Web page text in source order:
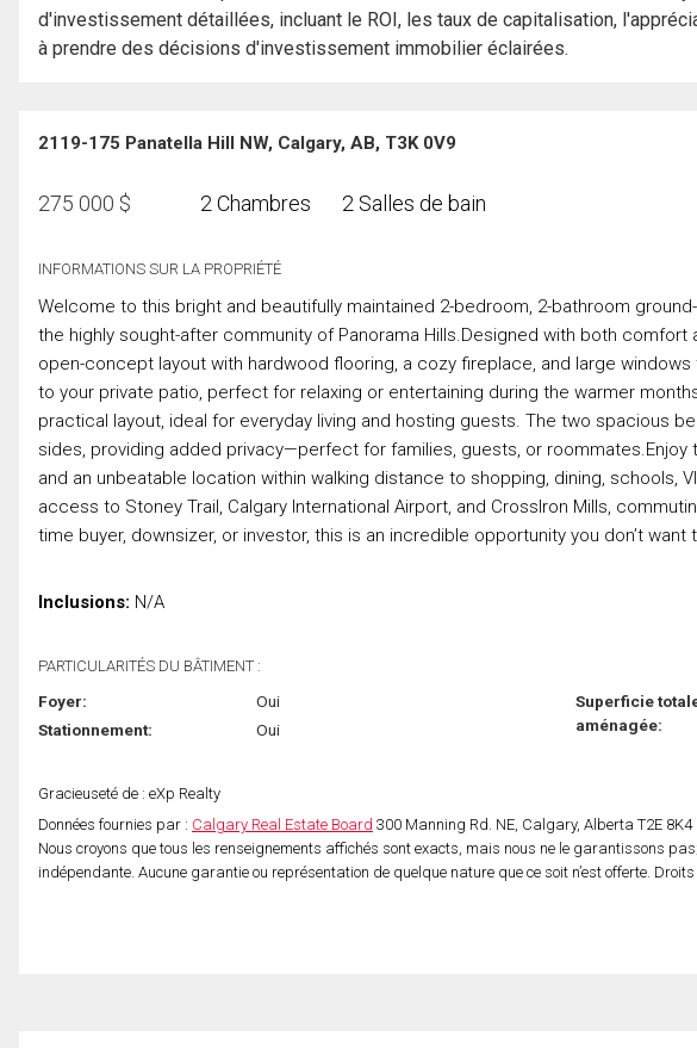
d'investissement détaillées, incluant le ROI, les taux de capitalisation,
à prendre des décisions d'investissement immobilier éclairées.
2119-175 Panatella Hill NW, Calgary, AB, T3K 0V9
275 000 $ 2 Chambres 2 Salles de bain
INFORMATIONS SUR LA PROPRIÉTÉ
Welcome to this bright and beautifully maintained 2-bedroom, 2-bathroom
the highly sought-after community of Panorama Hills.Designed with both
open-concept layout with hardwood flooring, a cozy fireplace, and large
to your private patio, perfect for relaxing or entertaining during the warmer
practical layout, ideal for everyday living and hosting guests. The two spacious
sides, providing added privacy—perfect for families, guests, or
and an unbeatable location within walking distance to shopping, dining, schools,
access to Stoney Trail, Calgary International Airport, and CrossIron Mills,
time buyer, downsizer, or investor, this is an incredible opportunity you don’t
Inclusions: N/A
PARTICULARITÉS DU BÂTIMENT :
Foyer:
Oui
Stationnement:
Oui
Superficie
aménagée:
Gracieuseté de : eXp Realty
Données fournies par : Calgary Real Estate Board 300 Manning Rd. NE, Calgary, Alberta T2E 8K4
Nous croyons que tous les renseignements affichés sont exacts, mais nous ne le garantissons
indépendante. Aucune garantie ou représentation de quelque nature que ce soit n’est offerte.